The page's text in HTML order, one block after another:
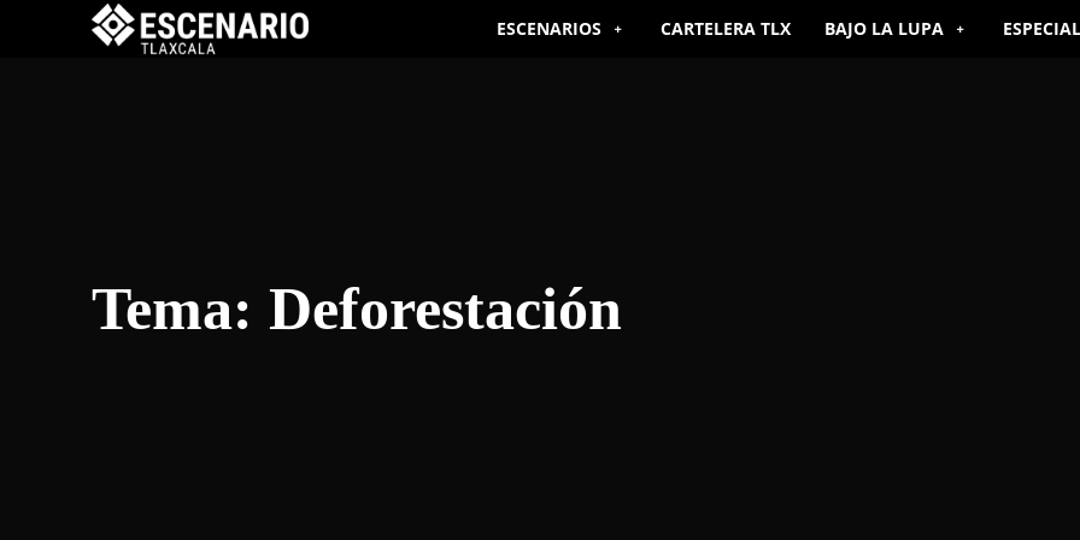
ESCENARIOS CARTELERA TLX BAJO LA LUPA
Tema: Deforestación